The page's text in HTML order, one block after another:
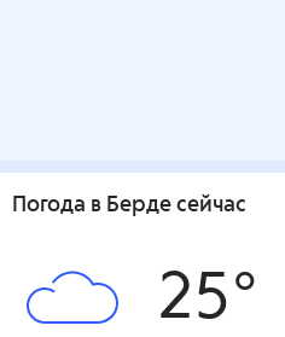
Погода в Берде сейчас
25°